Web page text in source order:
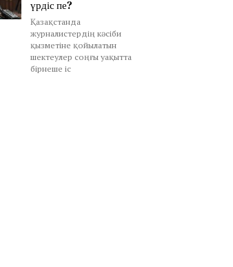
үрдіс пе?
Қазақстанда
журналистердің кәсіби
қызметіне қойылатын
шектеулер соңғы уақытта
бірнеше іс